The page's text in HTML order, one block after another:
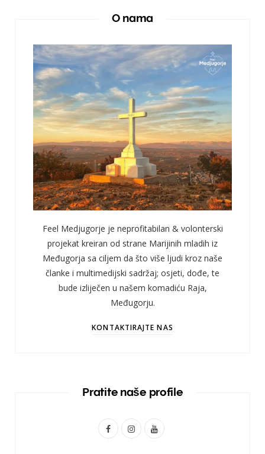
O nama
Feel Medjugorje je neprofitabilan & volonterski
projekat kreiran od strane Marijinih mladih iz
Međugorja sa ciljem da što više ljudi kroz naše
članke i multimedijski sadržaj; osjeti, dođe, te
bude izliječen u našem komadiću Raja,
Međugorju.
KONTAKTIRAJTE NAS
Pratite naše profile
F
I
Y